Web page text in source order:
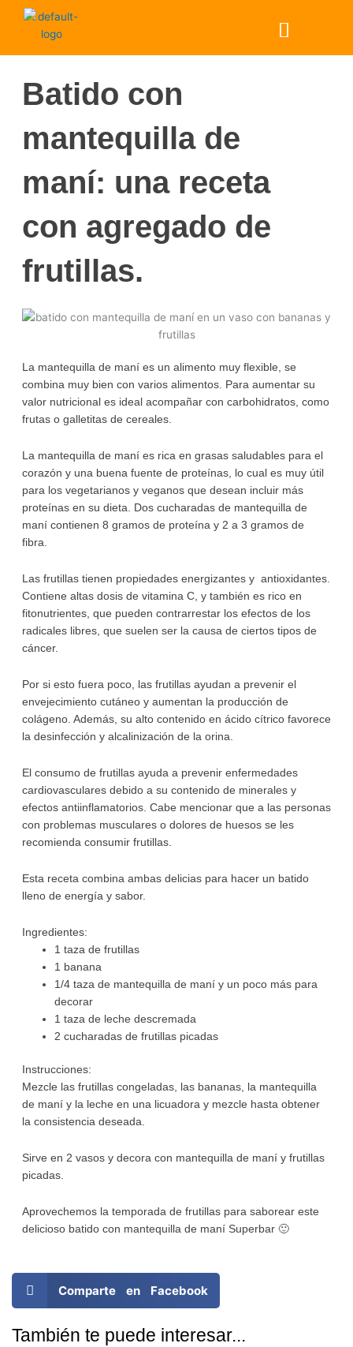
Menú
Batido con
mantequilla de
maní: una receta
con agregado de
frutillas.
La mantequilla de maní es un alimento muy flexible, se
combina muy bien con varios alimentos. Para aumentar su
valor nutricional es ideal acompañar con carbohidratos, como
frutas o galletitas de cereales.
La mantequilla de maní es rica en grasas saludables para el
corazón y una buena fuente de proteínas, lo cual es muy útil
para los vegetarianos y veganos que desean incluir más
proteínas en su dieta. Dos cucharadas de mantequilla de
maní contienen 8 gramos de proteína y 2 a 3 gramos de
fibra.
Las frutillas tienen propiedades energizantes y antioxidantes.
Contiene altas dosis de vitamina C, y también es rico en
fitonutrientes, que pueden contrarrestar los efectos de los
radicales libres, que suelen ser la causa de ciertos tipos de
cáncer.
Por si esto fuera poco, las frutillas ayudan a prevenir el
envejecimiento cutáneo y aumentan la producción de
colágeno. Además, su alto contenido en ácido cítrico favorece
la desinfección y alcalinización de la orina.
El consumo de frutillas ayuda a prevenir enfermedades
cardiovasculares debido a su contenido de minerales y
efectos antiinflamatorios. Cabe mencionar que a las personas
con problemas musculares o dolores de huesos se les
recomienda consumir frutillas.
Esta receta combina ambas delicias para hacer un batido
lleno de energía y sabor.
Ingredientes:
1 taza de frutillas
1 banana
1/4 taza de mantequilla de maní y un poco más para
decorar
1 taza de leche descremada
2 cucharadas de frutillas picadas
Instrucciones:
Mezcle las frutillas congeladas, las bananas, la mantequilla
de maní y la leche en una licuadora y mezcle hasta obtener
la consistencia deseada.
Sirve en 2 vasos y decora con mantequilla de maní y frutillas
picadas.
Aprovechemos la temporada de frutillas para saborear este
delicioso batido con mantequilla de maní Superbar 🙂
Comparte en Facebook
También te puede interesar...